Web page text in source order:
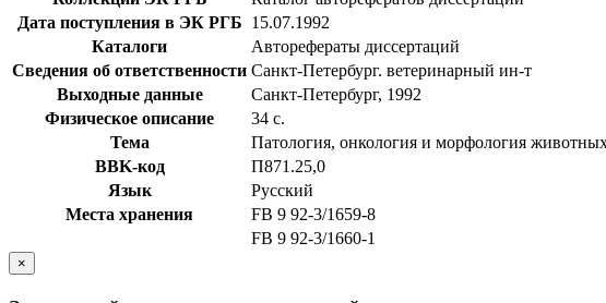
Дата поступления в ЭК РГБ 15.07.1992
Каталоги
Авторефераты диссертаций
Сведения об ответственности Санкт-Петербург. ветеринарный ин-т
Выходные данные
Санкт-Петербург, 1992
Физическое описание
34 с.
Тема
Патология, онкология и морфология
BBK-код
П871.25,0
Язык
Русский
Места хранения
FB 9 92-3/1659-8
FB 9 92-3/1660-1
×